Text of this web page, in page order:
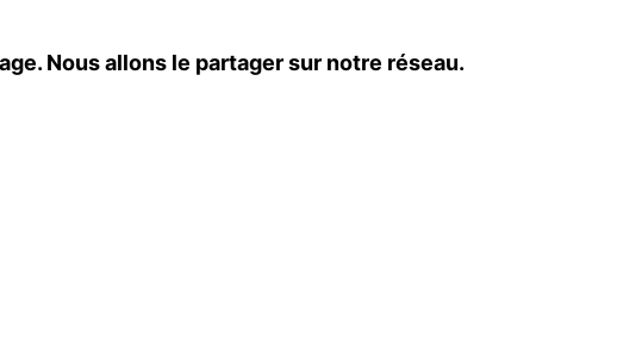
Nous allons le partager sur notre réseau.